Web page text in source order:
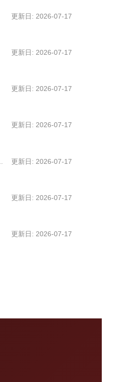
更新日: 2026-07-17
更新日: 2026-07-17
更新日: 2026-07-17
更新日: 2026-07-17
更新日: 2026-07-17
更新日: 2026-07-17
更新日: 2026-07-17